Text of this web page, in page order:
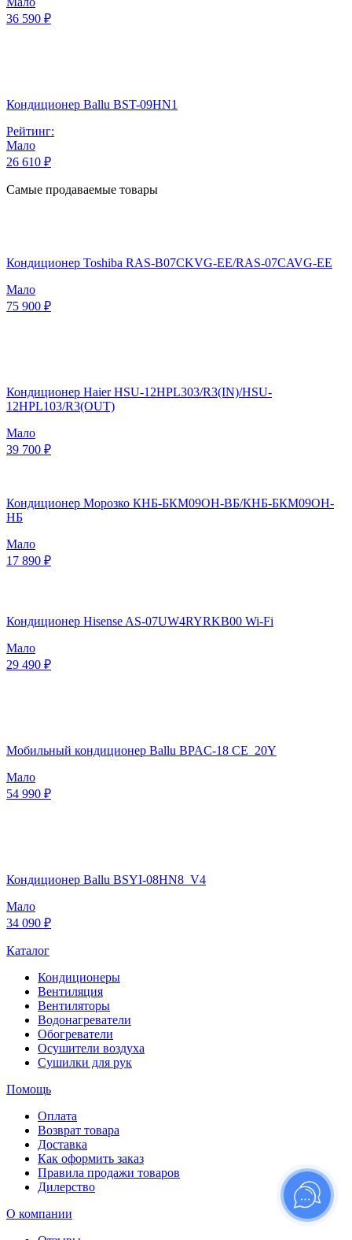
36 590 ₽
Кондиционер Ballu BST-09HN1
Рейтинг:
Мало
26 610 ₽
Самые продаваемые товары
Кондиционер Toshiba RAS-B07CKVG-EE/RAS-07CAVG-EE
Мало
75 900 ₽
Кондиционер Haier HSU-12HPL303/R3(IN)/HSU-
12HPL103/R3(OUT)
Мало
39 700 ₽
Кондиционер Морозко КНБ-БКМ09ОН-ВБ/КНБ-БКМ09ОН-
НБ
Мало
17 890 ₽
Кондиционер Hisense AS-07UW4RYRKB00 Wi-Fi
Мало
29 490 ₽
Мобильный кондиционер Ballu BPAC-18 CE_20Y
Мало
54 990 ₽
Кондиционер Ballu BSYI-08HN8_V4
Мало
34 090 ₽
Каталог
Кондиционеры
Вентиляция
Вентиляторы
Водонагреватели
Обогреватели
Осушители воздуха
Сушилки для рук
Помощь
Оплата
Возврат товара
Доставка
Как оформить заказ
Правила продажи товаров
Дилерство
О компании